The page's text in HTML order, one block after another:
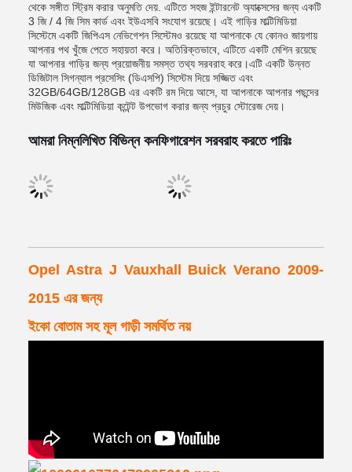
থেকে সঙ্গীত স্ট্রিম করার অনুমতি দেয়. এটিতে সহজ ইন্টারনেট অ্যাক্সেসের জন্য একটি
3 জি / 4 জি সিম কার্ড এবং ইউএসবি সংযোগ রয়েছে। এই গাড়ির মাল্টিমিডিয়া
সিস্টেমে একটি জিপিএস নেভিগেশন সিস্টেমও রয়েছে যা আপনাকে যে কোনও জায়গায়
আপনার পথ খুঁজে পেতে সহায়তা করে। অতিরিক্তভাবে, এটিতে একটি মেশিন রয়েছে
যা আপনার গাড়ির জন্য প্রয়োজনীয় সমস্ত তথ্য সরবরাহ করে।এটি একটি উন্নত
ডিজিটাল সিগন্যাল প্রসেসিং (ডিএসপি) সিস্টেম দিয়ে সজ্জিত এবং
32GB/64GB/128GB এর একটি রম দিয়ে আসে, যা আপনাকে আপনার পছন্দের
মিউজিক এবং মাল্টিমিডিয়া কন্টেন্ট উপভোগ করার জন্য প্রচুর স্টোরেজ দেয়।
আমরা নিম্নলিখিত বিভিন্ন কনফিগারেশন সরবরাহ করতে পারিঃ
Opel Astra J Vauxhall Buick Verano 2009-
2015 এর জন্য
ইকো বোতাম সহ মূল গাড়ী সমর্থিত নয়